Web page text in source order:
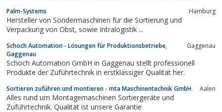
Palm-Systems Hamburg
Hersteller von Sondermaschinen für die Sortierung und
Verpackung von Obst, sowie Intralogistik ...
Schoch Automation - Lösungen für Produktionsbetriebe,
Gaggenau
Gaggenau
Schoch Automation GmbH in Gaggenau stellt professionell
Produkte der Zuführtechnik in erstklassiger Qualität her.
Sortieren zuführen und montieren - mta Maschinentechnik GmbH Aalen
Alles rund um Montagemaschinen Sortiergeräte und
Zuführtechnik. Qualität ist unsere Garantie